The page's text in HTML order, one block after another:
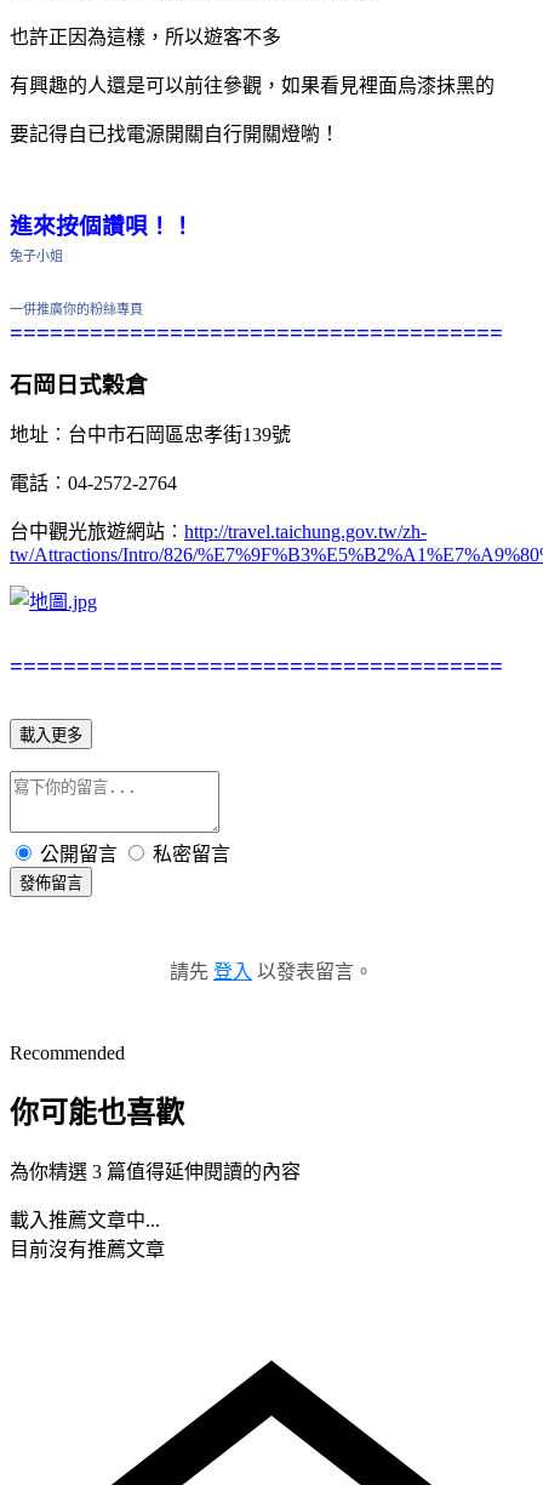
也許正因為這樣，所以遊客不多
有興趣的人還是可以前往參觀，如果看見裡面烏漆抺黑的
要記得自已找電源開關自行開關燈喲！
進來按個讚唄！！
兔子小姐
一併推廣你的粉絲專頁
=====================================
石岡日式榖倉
地址︰台中市石岡區忠孝街139號
電話︰04-2572-2764
台中觀光旅遊網站︰ http://travel.taichung.gov.tw/zh-
tw/Attractions/Intro/826/
=====================================
載入更多
公開留言 私密留言
發佈留言
請先 登入 以發表留言。
Recommended
你可能也喜歡
為你精選 3 篇值得延伸閱讀的內容
載入推薦文章中...
目前沒有推薦文章